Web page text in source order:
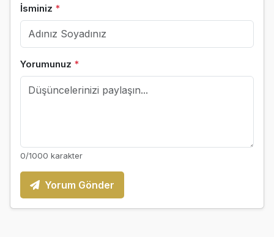
İsminiz *
Yorumunuz *
0/1000 karakter
Yorum Gönder